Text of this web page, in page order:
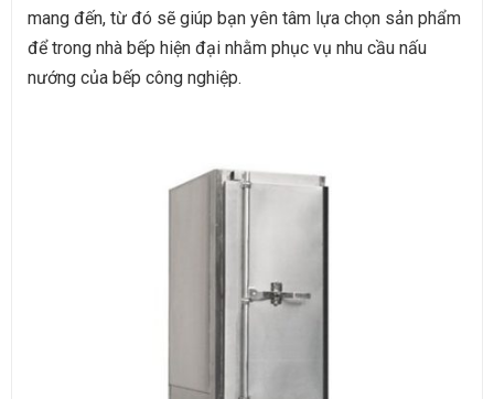
mang đến, từ đó sẽ giúp bạn yên tâm lựa chọn sản phẩm
để trong nhà bếp hiện đại nhằm phục vụ nhu cầu nấu
nướng của bếp công nghiệp.